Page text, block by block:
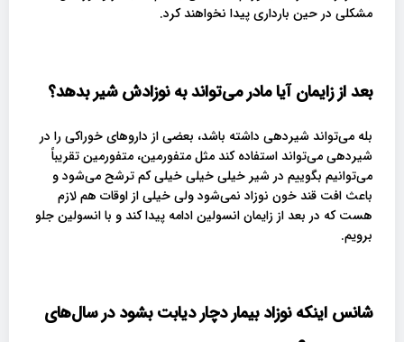
مشکلی در حین بارداری پیدا نخواهند کرد.
بعد از زایمان آیا مادر می‌تواند به نوزادش شیر بدهد؟
بله می‌تواند شیردهی داشته باشد، بعضی از داروهای خوراکی را در
شیردهی می‌تواند استفاده کند مثل متفورمین، متفورمین تقریباً
می‌توانیم بگوییم در شیر خیلی خیلی خیلی کم ترشح می‌شود و
باعث افت قند خون نوزاد نمی‌شود ولی خیلی از اوقات هم لازم
هست که در بعد از زایمان انسولین ادامه پیدا کند و با انسولین جلو
برویم.
شانس اینکه نوزاد بیمار دچار دیابت بشود در سال‌های